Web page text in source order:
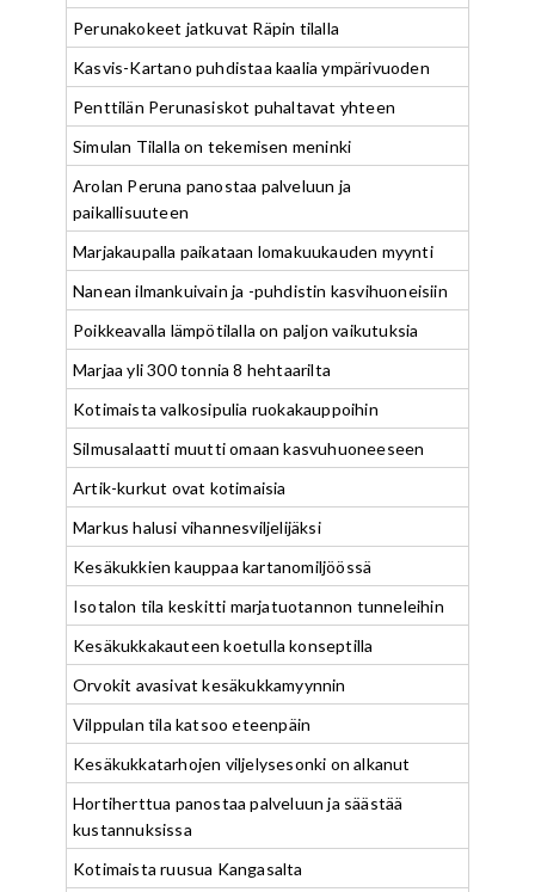
Perunakokeet jatkuvat Räpin tilalla
Kasvis-Kartano puhdistaa kaalia ympärivuoden
Penttilän Perunasiskot puhaltavat yhteen
Simulan Tilalla on tekemisen meninki
Arolan Peruna panostaa palveluun ja
paikallisuuteen
Marjakaupalla paikataan lomakuukauden myynti
Nanean ilmankuivain ja -puhdistin kasvihuoneisiin
Poikkeavalla lämpötilalla on paljon vaikutuksia
Marjaa yli 300 tonnia 8 hehtaarilta
Kotimaista valkosipulia ruokakauppoihin
Silmusalaatti muutti omaan kasvuhuoneeseen
Artik-kurkut ovat kotimaisia
Markus halusi vihannesviljelijäksi
Kesäkukkien kauppaa kartanomiljöössä
Isotalon tila keskitti marjatuotannon tunneleihin
Kesäkukkakauteen koetulla konseptilla
Orvokit avasivat kesäkukkamyynnin
Vilppulan tila katsoo eteenpäin
Kesäkukkatarhojen viljelysesonki on alkanut
Hortiherttua panostaa palveluun ja säästää
kustannuksissa
Kotimaista ruusua Kangasalta